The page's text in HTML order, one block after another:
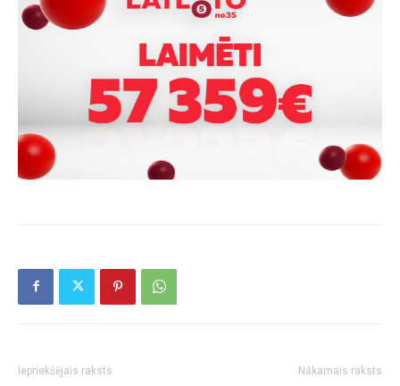
Iepriekšējais raksts Nākamais raksts